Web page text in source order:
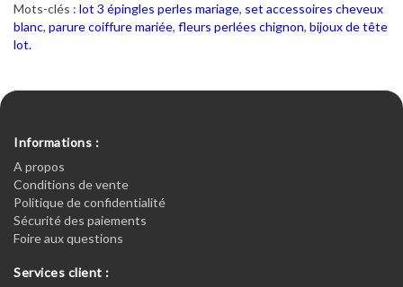
Mots-clés : lot 3 épingles perles mariage, set accessoires cheveux
blanc, parure coiffure mariée, fleurs perlées chignon, bijoux de tête
lot.
Informations :
A propos
Conditions de vente
Politique de confidentialité
Sécurité des paiements
Foire aux questions
Services client :